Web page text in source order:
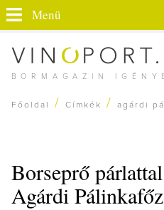
BORMAGAZIN
Menü
Főoldal / Címkék / agárdi
Borseprő
Agárdi